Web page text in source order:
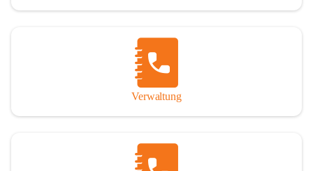
Verwaltung